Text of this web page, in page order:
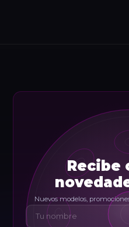
Recibe
Nuevos modelos,